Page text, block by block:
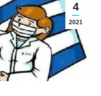
4
2021